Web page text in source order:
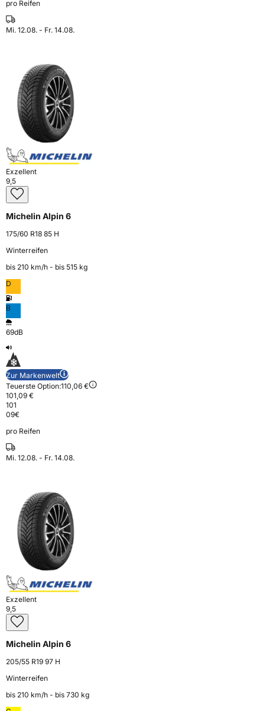
pro Reifen
Mi. 12.08. - Fr. 14.08.
Exzellent
9,5
Michelin Alpin 6
175/60 R18 85 H
Winterreifen
bis 210 km⁠/⁠h - bis 515 kg
D
B
69dB
Zur Markenwelt
Teuerste Option:110,06 €
101,09 €
101
09€
pro Reifen
Mi. 12.08. - Fr. 14.08.
Exzellent
9,5
Michelin Alpin 6
205/55 R19 97 H
Winterreifen
bis 210 km⁠/⁠h - bis 730 kg